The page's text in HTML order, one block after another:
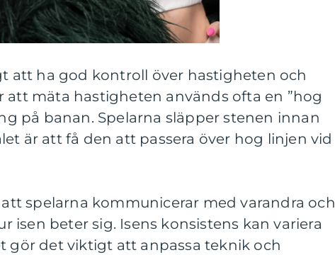
att ha god kontroll över hastigheten och
att mäta hastigheten används ofta en ”hog
på banan. Spelarna släpper stenen innan
är att få den att passera över hog linjen vid
spelarna kommunicerar med varandra och
isen beter sig. Isens konsistens kan variera
gör det viktigt att anpassa teknik och